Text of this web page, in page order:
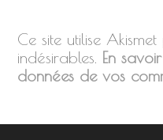
Ce site utilise
indésirables. En
données de vos